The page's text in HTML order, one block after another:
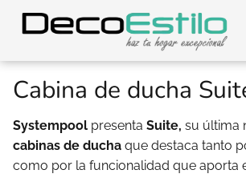
Cabina de ducha
Systempool presenta Suite, su última
cabinas de ducha que destaca tanto
como por la funcionalidad que aporta